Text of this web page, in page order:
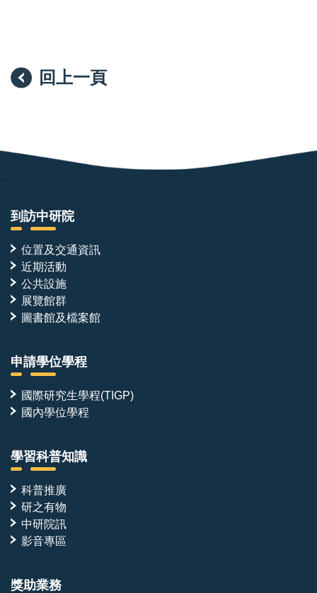
回上一頁
:::
到訪中研院
位置及交通資訊
近期活動
公共設施
展覽館群
圖書館及檔案館
申請學位學程
國際研究生學程(TIGP)
國內學位學程
學習科普知識
科普推廣
研之有物
中研院訊
影音專區
獎助業務